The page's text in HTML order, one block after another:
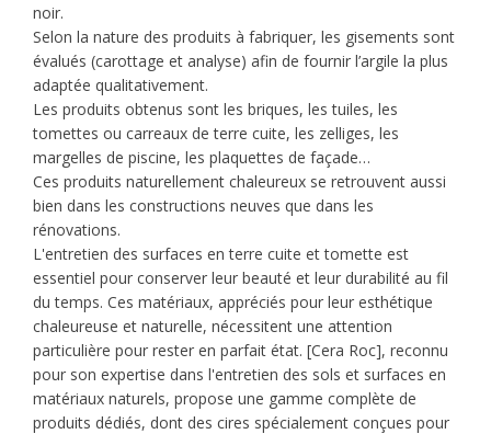
noir.
Selon la nature des produits à fabriquer, les gisements sont
évalués (carottage et analyse) afin de fournir l’argile la plus
adaptée qualitativement.
Les produits obtenus sont les briques, les tuiles, les
tomettes ou carreaux de terre cuite, les zelliges, les
margelles de piscine, les plaquettes de façade…
Ces produits naturellement chaleureux se retrouvent aussi
bien dans les constructions neuves que dans les
rénovations.
L'entretien des surfaces en terre cuite et tomette est
essentiel pour conserver leur beauté et leur durabilité au fil
du temps. Ces matériaux, appréciés pour leur esthétique
chaleureuse et naturelle, nécessitent une attention
particulière pour rester en parfait état. [Cera Roc], reconnu
pour son expertise dans l'entretien des sols et surfaces en
matériaux naturels, propose une gamme complète de
produits dédiés, dont des cires spécialement conçues pour